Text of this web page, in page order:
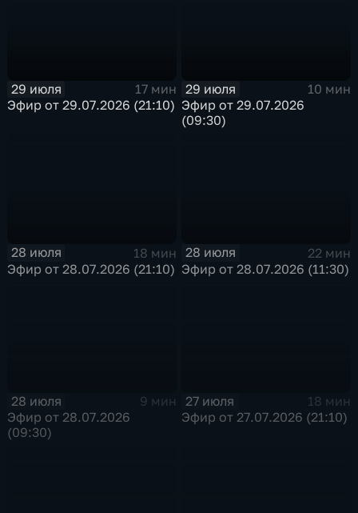
29 июля
17 мин
Эфир от 29.07.2026 (21:10)
29 июля
10 мин
Эфир от 29.07.2026
(09:30)
28 июля
18 мин
Эфир от 28.07.2026 (21:10)
28 июля
22 мин
Эфир от 28.07.2026 (11:30)
28 июля
9 мин
Эфир от 28.07.2026
(09:30)
27 июля
18 мин
Эфир от 27.07.2026 (21:10)